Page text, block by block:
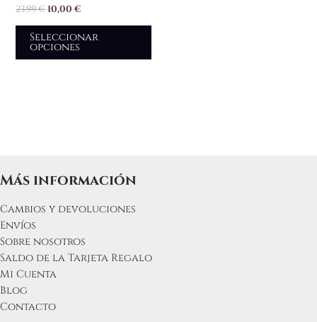
23,99€10,00€
Seleccionar
opciones
Más información
Cambios y devoluciones
Envíos
Sobre nosotros
Saldo de la Tarjeta Regalo
Mi Cuenta
Blog
Contacto